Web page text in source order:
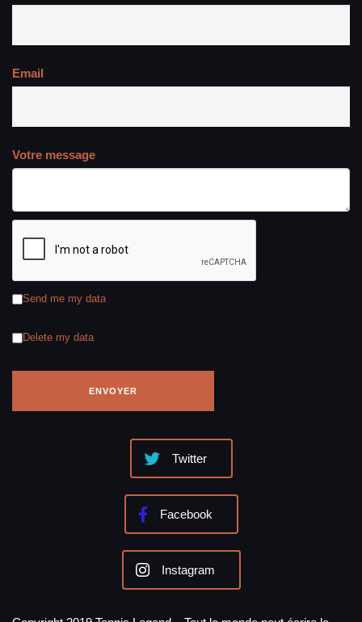
Email
Votre message
Send me my data
Delete my data
Twitter
Facebook
Instagram